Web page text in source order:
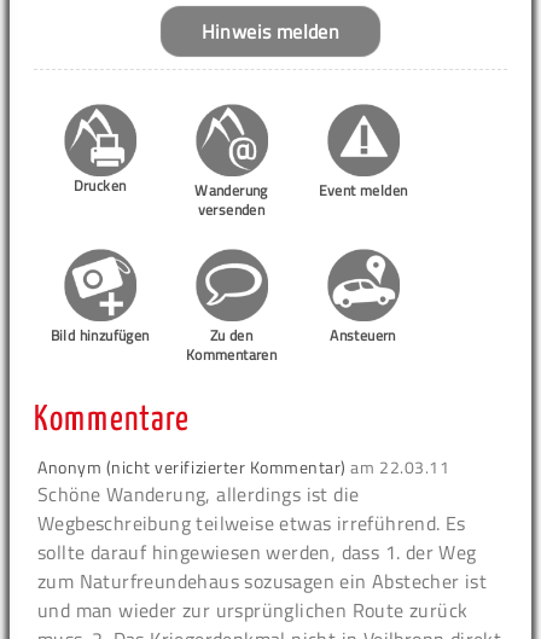
Hinweis melden
Drucken
Wanderung
versenden
Event melden
Bild hinzufügen
Zu den
Kommentaren
Ansteuern
Kommentare
Anonym (nicht verifizierter Kommentar) am 22.03.11
Schöne Wanderung, allerdings ist die
Wegbeschreibung teilweise etwas irreführend. Es
sollte darauf hingewiesen werden, dass 1. der Weg
zum Naturfreundehaus sozusagen ein Abstecher ist
und man wieder zur ursprünglichen Route zurück